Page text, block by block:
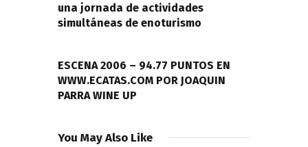
una jornada de actividades
simultáneas de enoturismo
ESCENA 2006 – 94.77 PUNTOS EN
WWW.ECATAS.COM POR JOAQUIN
PARRA WINE UP
You May Also Like